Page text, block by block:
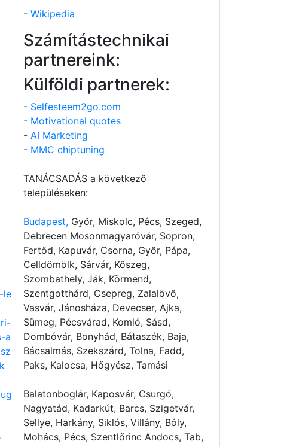
led-vilagitas
300x546cm
arnyekolas
arnyekolo
terasz-arnyekolas-340x370cm
- Wikipedia
Számítástechnikai
partnereink:
Külföldi partnerek:
- Selfesteem2go.com
- Motivational quotes
- AI Marketing
- MMC chiptuning
TANÁCSADÁS a következő
településeken:
Budapest, Győr, Miskolc, Pécs, Szeged,
Debrecen Mosonmagyaróvár, Sopron,
Fertőd, Kapuvár, Csorna, Győr, Pápa,
Celldömölk, Sárvár, Kőszeg,
Szombathely, Ják, Körmend,
Szentgotthárd, Csepreg, Zalalövő,
Vasvár, Jánosháza, Devecser, Ajka,
Sümeg, Pécsvárad, Komló, Sásd,
Dombóvár, Bonyhád, Bátaszék, Baja,
Bácsalmás, Szekszárd, Tolna, Fadd,
Paks, Kalocsa, Hőgyész, Tamási
Balatonboglár, Kaposvár, Csurgó,
Nagyatád, Kadarkút, Barcs, Szigetvár,
Sellye, Harkány, Siklós, Villány, Bóly,
Mohács, Pécs, Szentlőrinc Andocs, Tab,